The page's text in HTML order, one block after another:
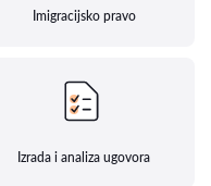
Imigracijsko pravo
Izrada i analiza ugovora